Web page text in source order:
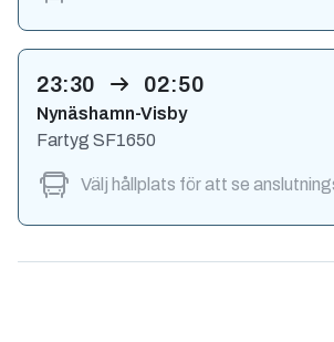
23:30 02:50
Nynäshamn-Visby
Välj hållplats för att se
Fartyg SF1650